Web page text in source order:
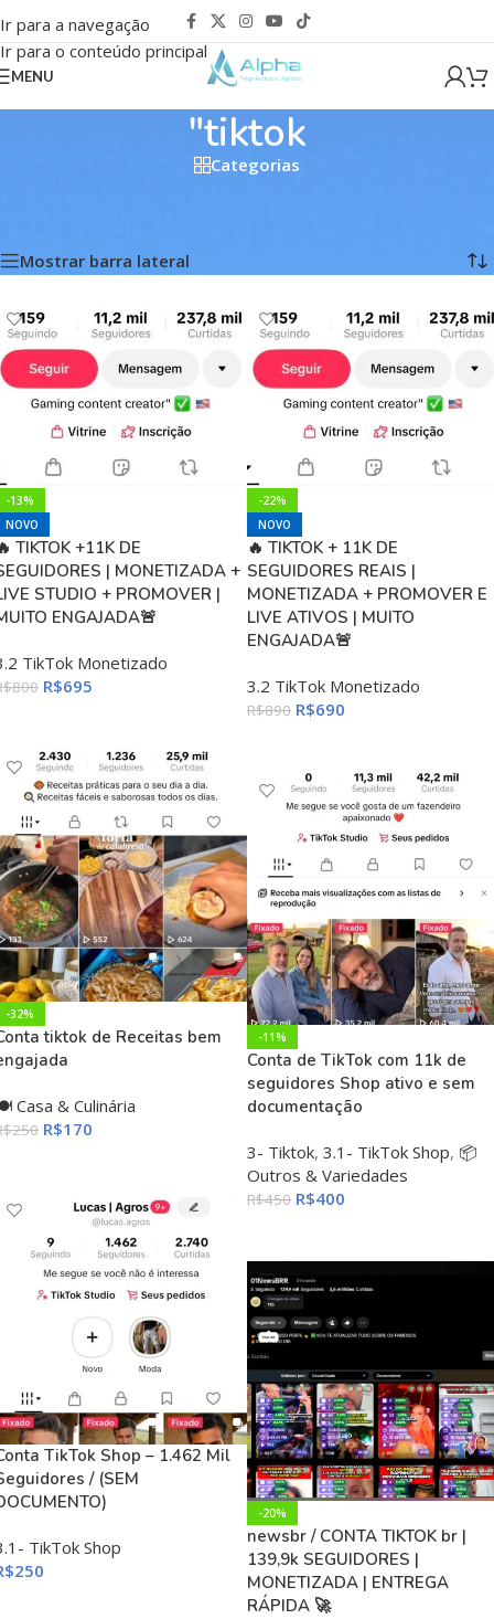
Ir para a navegação
Ir para o conteúdo principal
MENU
"tiktok
Categorias
Mostrar barra lateral
-13%
NOVO
TIKTOK +11K DE
| MONETIZADA +
STUDIO + PROMOVER |
ENGAJADA🚨
TikTok Monetizado
800 R$695
-22%
NOVO
🔥 TIKTOK + 11K DE
SEGUIDORES REAIS |
MONETIZADA + PROMOVER E
LIVE ATIVOS | MUITO
ENGAJADA🚨
3.2 TikTok Monetizado
R$890 R$690
-32%
tiktok de Receitas bem
Casa & Culinária
250 R$170
-11%
Conta de TikTok com 11k de
seguidores Shop ativo e sem
documentação
3- Tiktok, 3.1- TikTok Shop, 📦
Outros & Variedades
R$450 R$400
TikTok Shop – 1.462 Mil
/ (SEM
TikTok Shop
250
-20%
newsbr / CONTA TIKTOK br |
139,9k SEGUIDORES |
MONETIZADA | ENTREGA
RÁPIDA 🚀